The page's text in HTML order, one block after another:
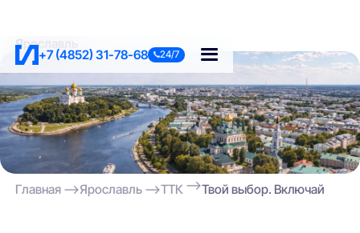
+7 (4852) 31-78-68 24/7
Ярославль
Главная Ярославль ТТК Твой выбор. Включай